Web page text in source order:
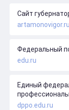
Сайт
artamonovigor.ru
Федеральный
edu.ru
Единый
dppo.edu.ru